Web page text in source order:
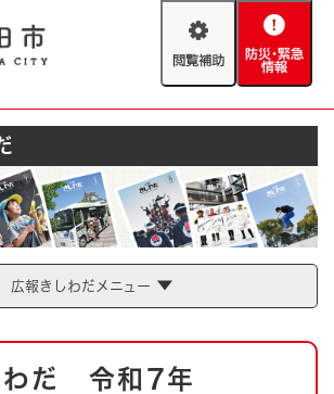
閲
助
防
緊
情
報
とじる
急情報
マップ AED設置箇所
とじる
広報きしわだメニュー
わだ 令和7年